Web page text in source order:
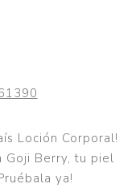
Loción Corporal!
Goji Berry, tu piel
ya!